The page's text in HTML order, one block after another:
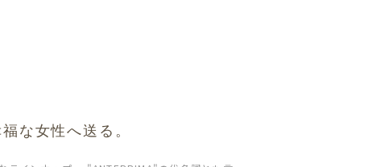
な女性へ送る。